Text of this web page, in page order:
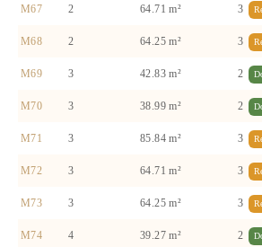
M67 2 64.71 m² 3
M68 2 64.25 m² 3
M69 3 42.83 m² 2
M70 3 38.99 m² 2
M71 3 85.84 m² 3
M72 3 64.71 m² 3
M73 3 64.25 m² 3
M74 4 39.27 m² 2